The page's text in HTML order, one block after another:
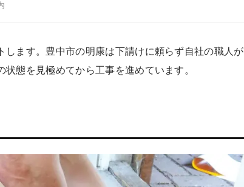
ます。豊中市の明康は下請けに頼らず自社の職人が
態を見極めてから工事を進めています。